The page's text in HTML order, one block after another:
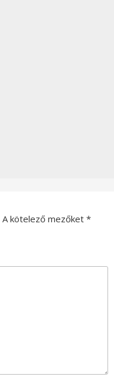
A kötelező mezőket *